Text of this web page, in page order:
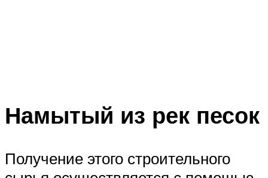
Намытый из рек песок
Получение этого строительного